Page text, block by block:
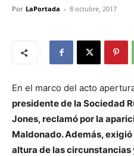
Por LaPortada - 8 octubre, 2017
En el marco del acto
presidente de la Sociedad
Jones, reclamó por la
Maldonado. Además,
altura de las